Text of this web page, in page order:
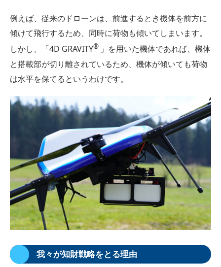
例えば、従来のドローンは、前進するとき機体を前方に
傾けて飛行するため、同時に荷物も傾いてしまいます。
しかし、「4D GRAVITY® 」を用いた機体であれば、機体
と搭載部が切り離されているため、機体が傾いても荷物
は水平を保てるというわけです。
我々が知財戦略をとる理由